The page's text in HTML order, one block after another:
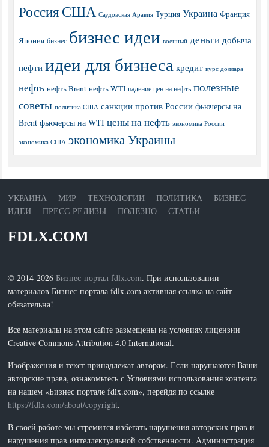
РоссияСША Саудовская Аравия Турция Украина Франция
Япония бизнес бизнес идеи военный деньги добыча
нефти идеи для бизнеса кредит курс доллара
нефть нефть Brent нефть WTI падение цен на нефть полезные
советы политика США санкции против России фьючерсы на
Brent фьючерсы на WTI цены на нефть экономика России
экономика США экономика Украины
УКРАИНА МИР ТЕХНОЛОГИИ ПОЛИТИКА
БИЗНЕС
ИДЕИ
ПРЕСС-РЕЛИЗЫ ПОЛЕЗНО СТАТЬИ
FDLX.COM
© 2014-2026Бизнес-портал fdlx.com. При использовании
материалов Бизнес-портала fdlx.com активная ссылка на сайт
обязательна!
Все материалы на этом сайте размещены на условиях лицензии
Creative Commons Attribution 4.0 International.
Изображения и текст принадлежат авторам. Если нарушаются Ваши
авторские права, ознакомьтесь с Условиями использования контента
на нашем «Бизнес портале fdlx.com», перейдя по ссылке
https://fdlx.com/about/copyright.
В своей работе мы стремится избегать нарушения авторских прав и
нарушения прав интеллектуальной собственности. Администрация